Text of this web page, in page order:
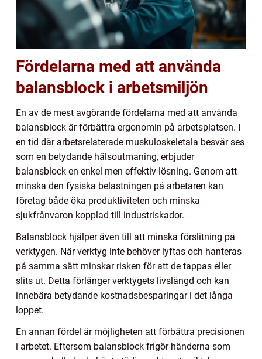
Fördelarna med att använda
balansblock i arbetsmiljön
En av de mest avgörande fördelarna med att använda
balansblock är förbättra ergonomin på arbetsplatsen. I
en tid där arbetsrelaterade muskuloskeletala besvär ses
som en betydande hälsoutmaning, erbjuder
balansblock en enkel men effektiv lösning. Genom att
minska den fysiska belastningen på arbetaren kan
företag både öka produktiviteten och minska
sjukfrånvaron kopplad till industriskador.
Balansblock hjälper även till att minska förslitning på
verktygen. När verktyg inte behöver lyftas och hanteras
på samma sätt minskar risken för att de tappas eller
slits ut. Detta förlänger verktygets livslängd och kan
innebära betydande kostnadsbesparingar i det långa
loppet.
En annan fördel är möjligheten att förbättra precisionen
i arbetet. Eftersom balansblock frigör händerna som